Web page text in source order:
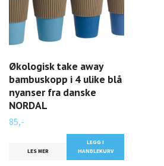
Økologisk take away
bambuskopp i 4 ulike blå
nyanser fra danske
NORDAL
85,-
LES MER
LEGG I
HANDLEKURV